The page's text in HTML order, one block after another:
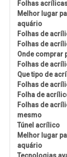
Folhas
Melhor lugar
aquário
Folhas de
Folhas de
Onde comprar
Folhas de
Que tipo de
Folhas de
Folha de
Folhas de
mesmo
Túnel acrílico
Melhor lugar
aquário
Tecnologias